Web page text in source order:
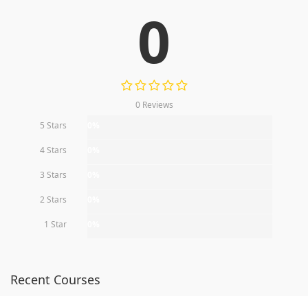
0
0 Reviews
5 Stars
4 Stars
3 Stars
2 Stars
1 Star
Recent Courses